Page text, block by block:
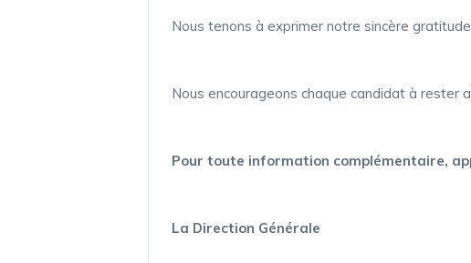
Nous tenons à exprimer notre sincère
Nous encourageons chaque candidat à
Pour toute information complémentaire,
La Direction Générale